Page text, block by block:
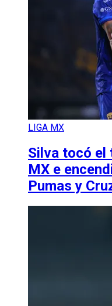
LIGA MX
Silva tocó el
MX e
Pumas y